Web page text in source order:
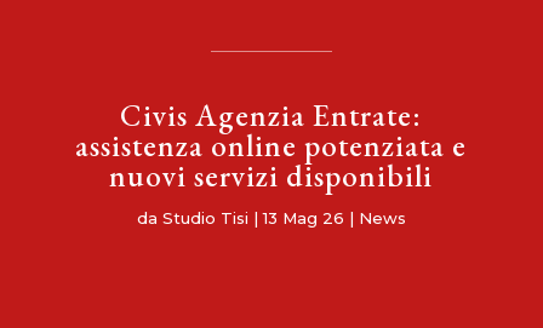
Civis Agenzia Entrate:
assistenza online potenziata e
nuovi servizi disponibili
da Studio Tisi |13 Mag 26 | News